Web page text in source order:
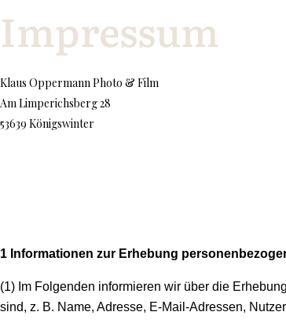
Impressum
Klaus Oppermann Photo & Film
Am Limperichsberg 28
53639 Königswinter
1 Informationen zur Erhebung
(1) Im Folgenden informieren wir über die
sind, z. B. Name, Adresse, E-Mail-Adressen,